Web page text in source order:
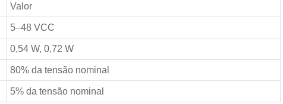
Valor
5–48 VCC
0,54 W, 0,72 W
80% da tensão nominal
5% da tensão nominal